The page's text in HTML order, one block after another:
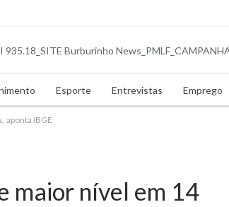
Esporte Entrevistas Emprego
aponta IBGE
maior nível em 14